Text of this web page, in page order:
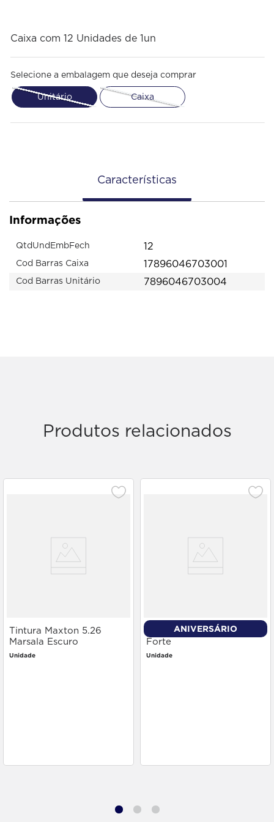
Caixa com 12 Unidades de 1un
Selecione a embalagem que deseja comprar
Unitário Caixa
Características
Informações
QtdUndEmbFech 12
Cod Barras Caixa 17896046703001
Cod Barras Unitário 7896046703004
Produtos relacionados
Tintura Maxton 5.26
Marsala Escuro
Unidade
ANIVERSÁRIO
Tintura Natucor 2.8 Café
Forte
Unidade